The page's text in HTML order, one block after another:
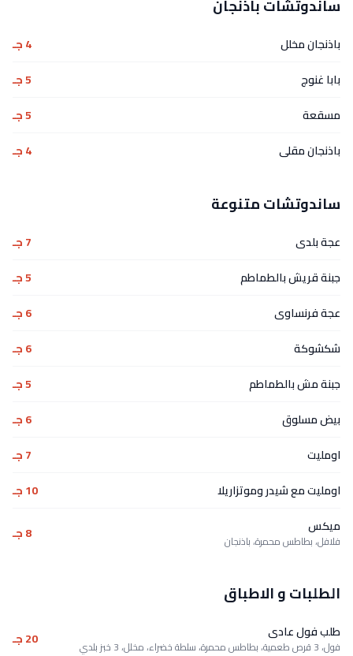
ساندوتشات باذنجان
باذنجان مخلل
4 جـ
بابا غنوج
5 جـ
مسقعة
5 جـ
باذنجان مقلى
4 جـ
ساندوتشات متنوعة
عجة بلدى
7 جـ
جبنة قريش بالطماطم
5 جـ
عجة فرنساوى
6 جـ
شكشوكة
6 جـ
جبنة مش بالطماطم
5 جـ
بيض مسلوق
6 جـ
اومليت
7 جـ
اومليت مع شيدر وموتزاريلا
10 جـ
ميكس
فلافل، بطاطس محمرة، باذنجان 8 جـ
الطلبات و الاطباق
طلب فول عادى
فول، 3 قرص طعمية، بطاطس محمرة، سلطة خضراء، مخلل، 3 خبز بلدي 20 جـ